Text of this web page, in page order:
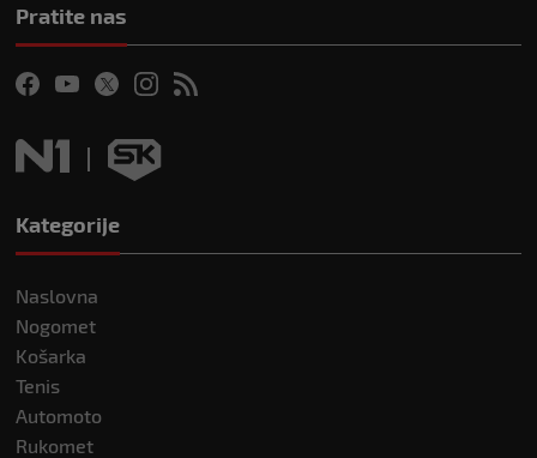
Pratite nas
Kategorije
Naslovna
Nogomet
Košarka
Tenis
Automoto
Rukomet